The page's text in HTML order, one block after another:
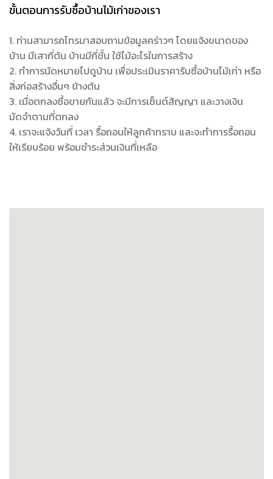
ขั้นตอนการรับซื้อบ้านไม้เก่าของเรา
1. ท่านสามารถโทรมาสอบถามข้อมูลคร่าวๆ โดยแจ้งขนาดของ
บ้าน มีเสากี่ต้น บ้านมีกี่ชั้น ใช้ไม้อะไรในการสร้าง
2. ทำการนัดหมายไปดูบ้าน เพื่อประเมินราคารับซื้อบ้านไม้เก่า หรือ
สิ่งก่อสร้างอื่นๆ ข้างต้น
3. เมื่อตกลงซื้อขายกันแล้ว จะมีการเซ็นต์สัญญา และวางเงิน
มัดจำตามที่ตกลง
4. เราจะแจ้งวันที่ เวลา รื้อถอนให้ลูกค้าทราบ และจะทำการรื้อถอน
ให้เรียบร้อย พร้อมชำระส่วนเงินที่เหลือ